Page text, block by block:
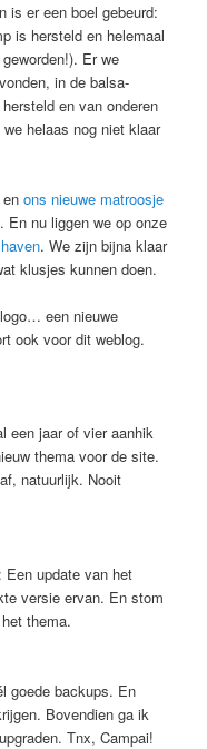
is er een boel gebeurd:
is hersteld en helemaal
Er we
in de balsa-
en van onderen
helaas nog niet klaar
enons nieuwe matroosje
En nu liggen we op onze
. We zijn bijna klaar
klusjes kunnen doen.
een nieuwe
ook voor dit weblog.
een jaar of vier aanhik
thema voor de site.
natuurlijk. Nooit
Een update van het
versie ervan. En stom
thema.
goede backups. En
Bovendien ga ik
Tnx, Campai!